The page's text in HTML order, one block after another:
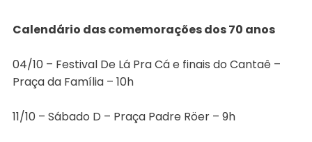
Calendário das comemorações dos 70 anos
04/10 – Festival De Lá Pra Cá e finais do Cantaê –
Praça da Família – 10h
11/10 – Sábado D – Praça Padre Röer – 9h